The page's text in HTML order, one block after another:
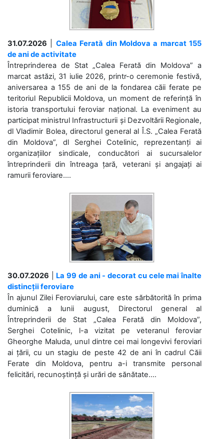
31.07.2026
Calea Ferată din Moldova a marcat 155
de ani de activitate
Întreprinderea de Stat „Calea Ferată din Moldova” a
marcat astăzi, 31 iulie 2026, printr-o ceremonie festivă,
aniversarea a 155 de ani de la fondarea căii ferate pe
teritoriul Republicii Moldova, un moment de referință în
istoria transportului feroviar național. La eveniment au
participat ministrul Infrastructurii și Dezvoltării Regionale,
dl Vladimir Bolea, directorul general al Î.S. „Calea Ferată
din Moldova”, dl Serghei Cotelinic, reprezentanți ai
organizațiilor sindicale, conducători ai sucursalelor
întreprinderii din întreaga țară, veterani și angajați ai
ramurii feroviare....
30.07.2026
La 99 de ani - decorat cu cele mai înalte
distincții feroviare
În ajunul Zilei Feroviarului, care este sărbătorită în prima
duminică a lunii august, Directorul general al
Întreprinderii de Stat „Calea Ferată din Moldova”,
Serghei Cotelinic, l-a vizitat pe veteranul feroviar
Gheorghe Maluda, unul dintre cei mai longevivi feroviari
ai țării, cu un stagiu de peste 42 de ani în cadrul Căii
Ferate din Moldova, pentru a-i transmite personal
felicitări, recunoștință și urări de sănătate....